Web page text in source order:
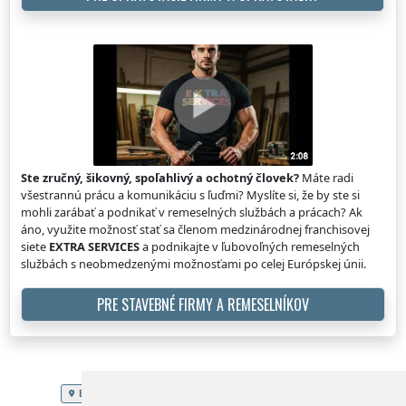
Ste zručný, šikovný, spoľahlivý a ochotný človek? Máte radi
všestrannú prácu a komunikáciu s ľuďmi? Myslíte si, že by ste si
mohli zarábať a podnikať v remeselných službách a prácach? Ak
áno, využite možnosť stať sa členom medzinárodnej franchisovej
siete EXTRA SERVICESa podnikajte v ľubovoľných remeselných
službách s neobmedzenými možnosťami po celej Európskej únii.
PRE STAVEBNÉ FIRMY A REMESELNÍKOV
EXTRA SERVICES